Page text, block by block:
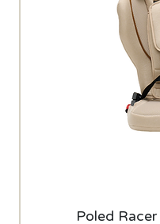
Poled Racer